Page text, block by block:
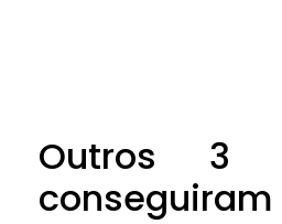
Outros 3
conseguiram